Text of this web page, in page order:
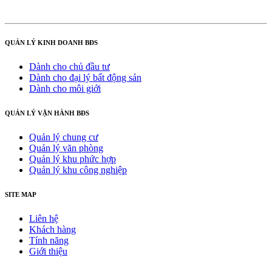
QUẢN LÝ KINH DOANH BĐS
Dành cho chủ đầu tư
Dành cho đại lý bất động sản
Dành cho môi giới
QUẢN LÝ VẬN HÀNH BĐS
Quản lý chung cư
Quản lý văn phòng
Quản lý khu phức hợp
Quản lý khu công nghiệp
SITE MAP
Liên hệ
Khách hàng
Tính năng
Giới thiệu